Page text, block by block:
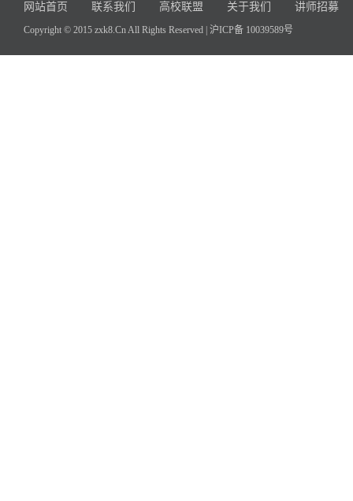
网站首页 联系我们 高校联盟 关于我们 讲师招募
Copyright © 2015 zxk8.Cn All Rights Reserved | 沪ICP备 10039589号